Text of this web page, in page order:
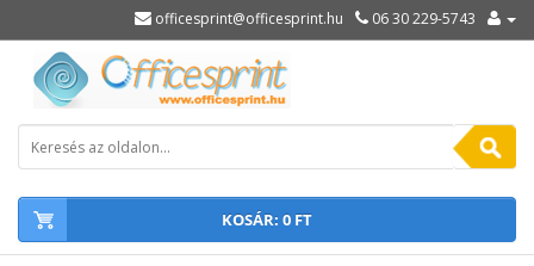
officesprint@officesprint.hu 06 30 229-5743
KOSÁR: 0 FT